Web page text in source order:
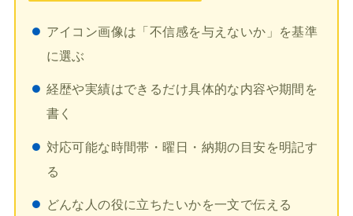
アイコン画像は「不信感を与えないか」を基準
に選ぶ
経歴や実績はできるだけ具体的な内容や期間を
書く
対応可能な時間帯・曜日・納期の目安を明記す
る
どんな人の役に立ちたいかを一文で伝える